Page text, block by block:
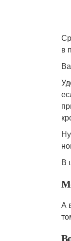
в
В
А